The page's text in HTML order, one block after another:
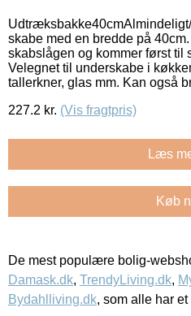
skabe med en bredde på
skabslågen og kommer først til
Velegnet til underskabe i
tallerkner, glas mm. Kan også
227.2 kr. (Vis fragtpris)
Læs
Køb
De mest populære bolig-
Damask.dk, TrendyLiving.dk,
Bydahlliving.dk, som alle har